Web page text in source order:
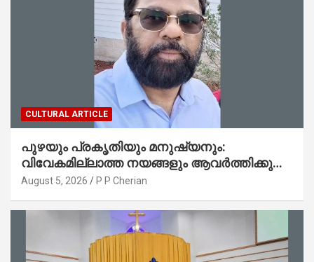
CULTURAL ARTICLE
പുഴയും പ്രകൃതിയും മനുഷ്യനും:
വിവേകമില്ലാത്ത നയങ്ങളും ആവർത്തിക്കുന്ന
ദുരന്തങ്ങളും : റവ. ജെയിംസ് കെ.
August 5, 2026 P P Cherian